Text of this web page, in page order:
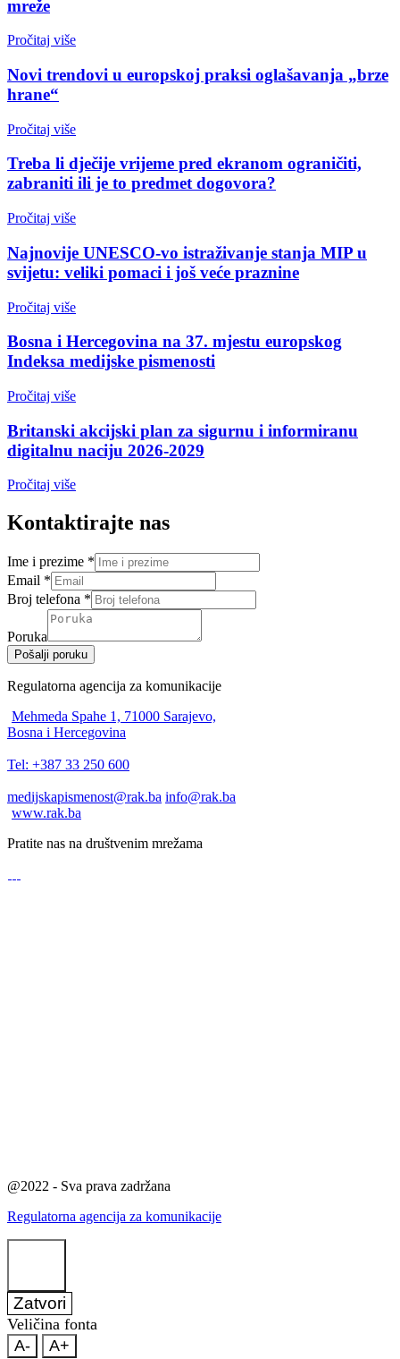
mreže
Pročitaj više
Novi trendovi u europskoj praksi oglašavanja „brze
hrane“
Pročitaj više
Treba li dječije vrijeme pred ekranom ograničiti,
zabraniti ili je to predmet dogovora?
Pročitaj više
Najnovije UNESCO-vo istraživanje stanja MIP u
svijetu: veliki pomaci i još veće praznine
Pročitaj više
Bosna i Hercegovina na 37. mjestu europskog
Indeksa medijske pismenosti
Pročitaj više
Britanski akcijski plan za sigurnu i informiranu
digitalnu naciju 2026-2029
Pročitaj više
Kontaktirajte nas
Ime i prezime *
Email *
Broj telefona *
Poruka
Pošalji poruku
Regulatorna agencija za komunikacije
Mehmeda Spahe 1, 71000 Sarajevo,
Bosna i Hercegovina
Tel: +387 33 250 600
medijskapismenost@rak.ba info@rak.ba
www.rak.ba
Pratite nas na društvenim mrežama
@2022 - Sva prava zadržana
Regulatorna agencija za komunikacije
Zatvori
Veličina fonta
A-
A+